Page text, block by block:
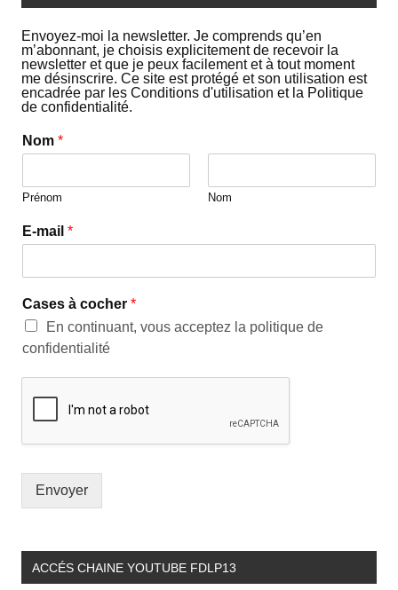
Envoyez-moi la newsletter. Je comprends qu’en
m’abonnant, je choisis explicitement de recevoir la
newsletter et que je peux facilement et à tout moment
me désinscrire. Ce site est protégé et son utilisation est
encadrée par les Conditions d'utilisation et la Politique
de confidentialité.
Nom *
Prénom Nom
E-mail *
Cases à cocher *
En continuant, vous acceptez la politique de
confidentialité
Envoyer
ACCÉS CHAINE YOUTUBE FDLP13